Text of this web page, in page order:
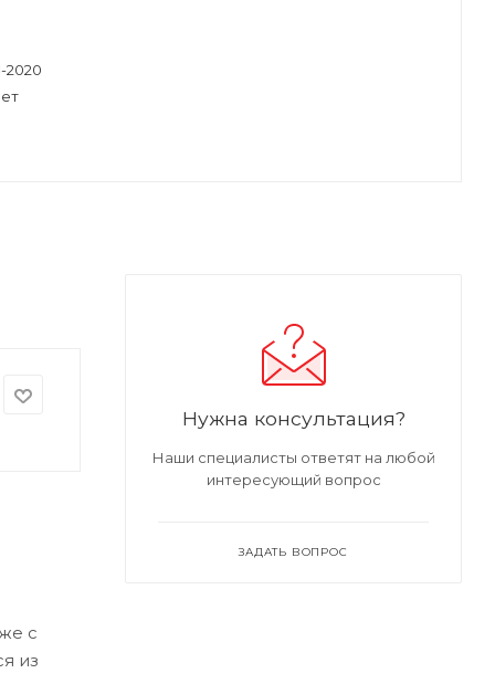
2020
с
из
Нужна консультация?
Наши специалисты ответят на любой
интересующий вопрос
ЗАДАТЬ ВОПРОС